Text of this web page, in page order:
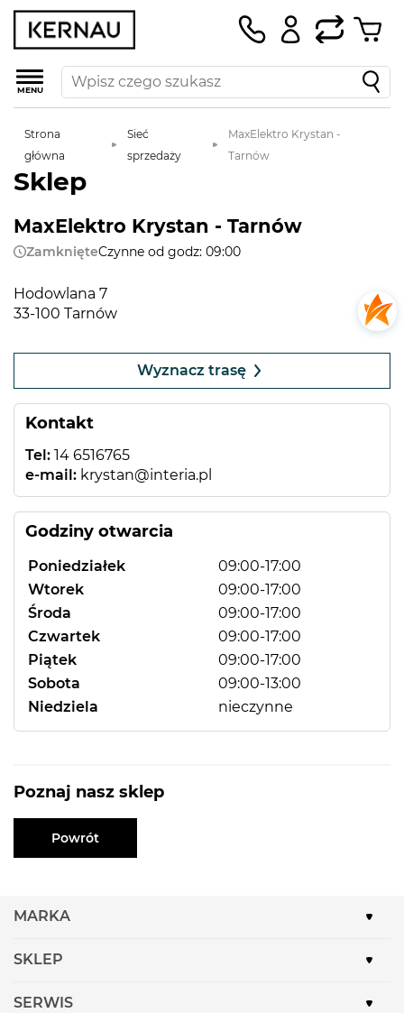
MENU
Strona
główna
Sieć
sprzedaży
MaxElektro Krystan -
Tarnów
Sklep
MaxElektro Krystan - Tarnów
ZamknięteCzynne od godz: 09:00
Hodowlana 7
33-100 Tarnów
Kontakt
Tel: 14 6516765
e-mail: krystan@interia.pl
Godziny otwarcia
Poniedziałek
09:00-17:00
Wtorek
09:00-17:00
Środa
09:00-17:00
Czwartek
09:00-17:00
Piątek
09:00-17:00
Sobota
09:00-13:00
Niedziela
nieczynne
−
contributors
Wyznacz trasę
Poznaj nasz sklep
Powrót
MARKA
SKLEP
SERWIS